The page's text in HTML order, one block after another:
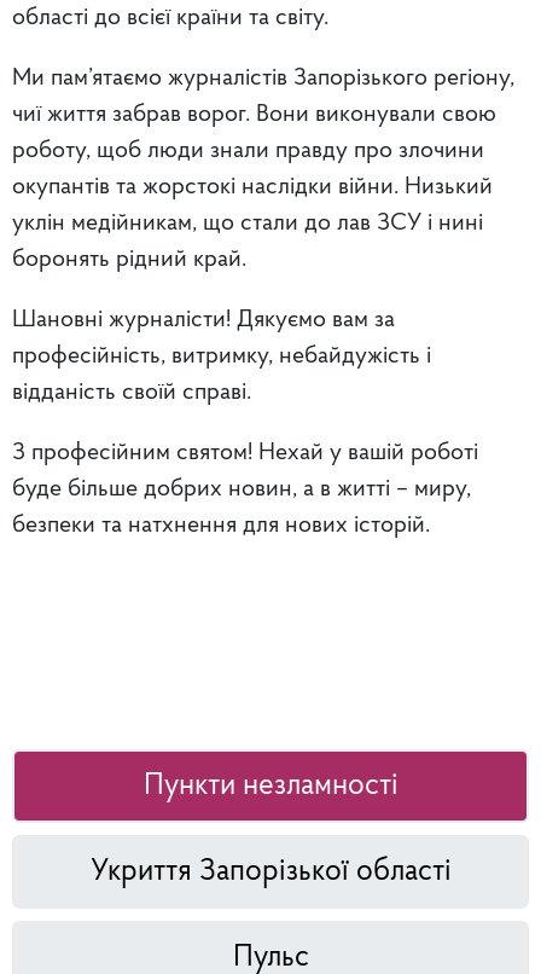
області до всієї країни та світу.
Ми пам’ятаємо журналістів Запорізького регіону,
чиї життя забрав ворог. Вони виконували свою
роботу, щоб люди знали правду про злочини
окупантів та жорстокі наслідки війни. Низький
уклін медійникам, що стали до лав ЗСУ і нині
боронять рідний край.
Шановні журналісти! Дякуємо вам за
професійність, витримку, небайдужість і
відданість своїй справі.
З професійним святом! Нехай у вашій роботі
буде більше добрих новин, а в житті – миру,
безпеки та натхнення для нових історій.
Пункти незламності
Укриття Запорізької області
Пульс